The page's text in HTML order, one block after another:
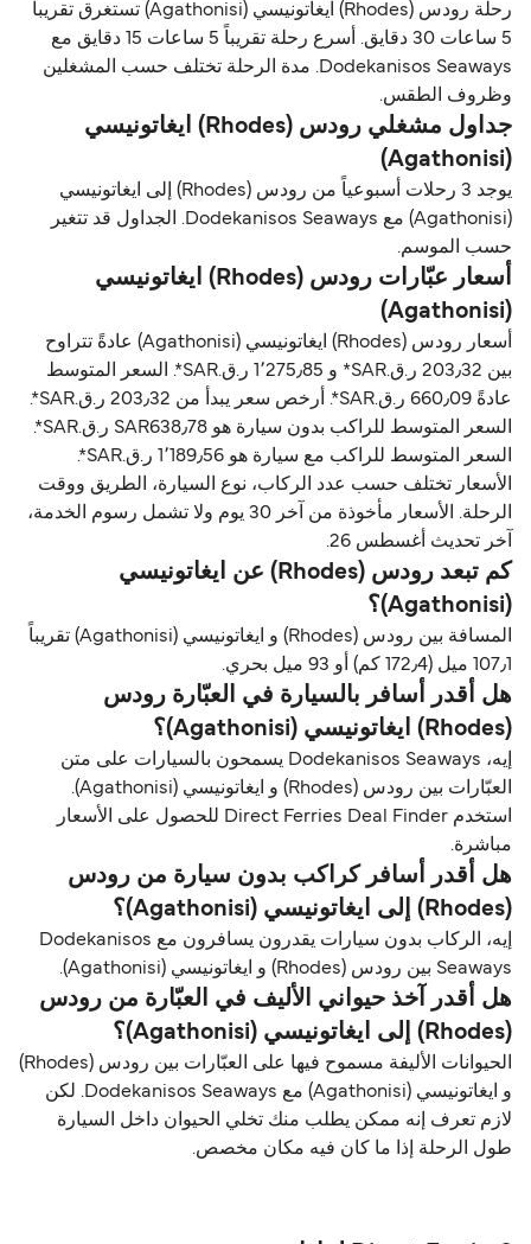
رحلة رودس (Rhodes) ايغاتونيسي (Agathonisi) تستغرق تقريباً
5 ساعات 30 دقايق. أسرع رحلة تقريباً 5 ساعات 15 دقايق مع
Dodekanisos Seaways. مدة الرحلة تختلف حسب المشغلين
وظروف الطقس.
جداول مشغلي رودس (Rhodes) ايغاتونيسي
(Agathonisi)
يوجد 3 رحلات أسبوعياً من رودس (Rhodes) إلى ايغاتونيسي
(Agathonisi) مع Dodekanisos Seaways. الجداول قد تتغير
حسب الموسم.
أسعار عبّارات رودس (Rhodes) ايغاتونيسي
(Agathonisi)
أسعار رودس (Rhodes) ايغاتونيسي (Agathonisi) عادةً تتراوح
بين 203٫32 ر.ق.‏SAR* و 1٬275٫85 ر.ق.‏SAR*. السعر المتوسط
عادةً 660٫09 ر.ق.‏SAR*. أرخص سعر يبدأ من 203٫32 ر.ق.‏SAR*.
السعر المتوسط للراكب بدون سيارة هو SAR638٫78 ر.ق.‏SAR*.
السعر المتوسط للراكب مع سيارة هو 1٬189٫56 ر.ق.‏SAR*.
الأسعار تختلف حسب عدد الركاب، نوع السيارة، الطريق ووقت
الرحلة. الأسعار مأخوذة من آخر 30 يوم ولا تشمل رسوم الخدمة،
آخر تحديث أغسطس 26.
كم تبعد رودس (Rhodes) عن ايغاتونيسي
(Agathonisi)؟
المسافة بين رودس (Rhodes) و ايغاتونيسي (Agathonisi) تقريباً
107٫1 ميل (172٫4 كم) أو 93 ميل بحري.
هل أقدر أسافر بالسيارة في العبّارة رودس
(Rhodes) ايغاتونيسي (Agathonisi)؟
إيه، Dodekanisos Seaways يسمحون بالسيارات على متن
العبّارات بين رودس (Rhodes) و ايغاتونيسي (Agathonisi).
استخدم Direct Ferries Deal Finder للحصول على الأسعار
مباشرة.
هل أقدر أسافر كراكب بدون سيارة من رودس
(Rhodes) إلى ايغاتونيسي (Agathonisi)؟
إيه، الركاب بدون سيارات يقدرون يسافرون مع Dodekanisos
Seaways بين رودس (Rhodes) و ايغاتونيسي (Agathonisi).
هل أقدر آخذ حيواني الأليف في العبّارة من رودس
(Rhodes) إلى ايغاتونيسي (Agathonisi)؟
الحيوانات الأليفة مسموح فيها على العبّارات بين رودس (Rhodes)
و ايغاتونيسي (Agathonisi) مع Dodekanisos Seaways. لكن
لازم تعرف إنه ممكن يطلب منك تخلي الحيوان داخل السيارة
طول الرحلة إذا ما كان فيه مكان مخصص.